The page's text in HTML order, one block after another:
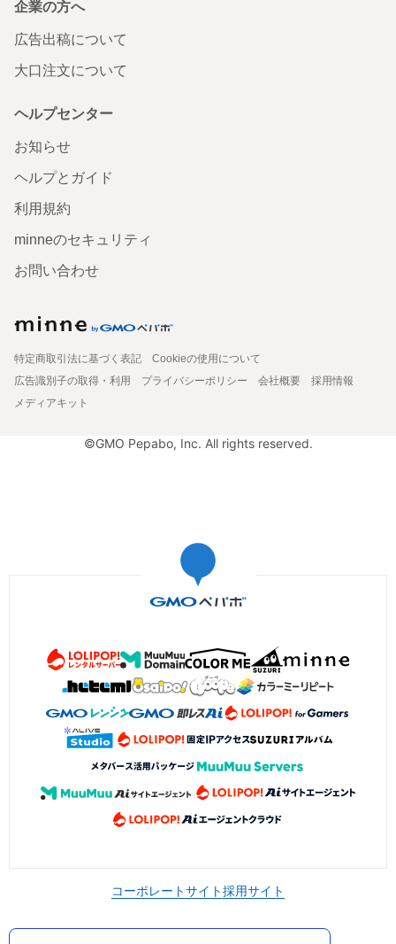
企業の方へ
広告出稿について
大口注文について
ヘルプセンター
お知らせ
ヘルプとガイド
利用規約
minneのセキュリティ
お問い合わせ
特定商取引法に基づく表記
Cookieの使用について
広告識別子の取得・利用
プライバシーポリシー 会社概要
採用情報
メディアキット
©GMO Pepabo, Inc. All rights reserved.
コーポレートサイト採用サイト